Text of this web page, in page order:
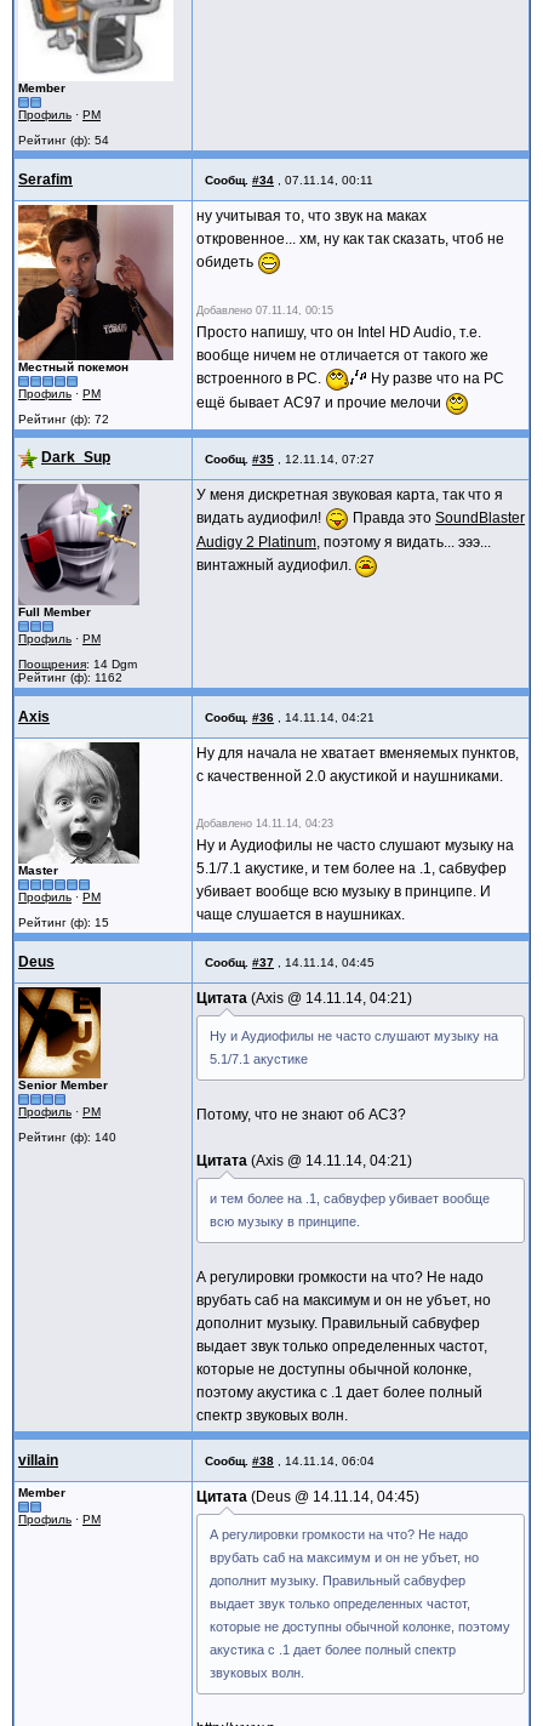
Member
Профиль · PM
Рейтинг (ф): 54
Serafim Сообщ. #34 07.11.14, 00:11
Местный покемон
Профиль · PM
Рейтинг (ф): 72
ну учитывая то, что звук на маках
откровенное... хм, ну как так сказать, чтоб не
обидеть
Добавлено 07.11.14, 00:15
Просто напишу, что он Intel HD Audio, т.е.
вообще ничем не отличается от такого же
встроенного в PC.
Ну разве что на PC
ещё бывает AC97 и прочие мелочи
Dark_Sup Сообщ. #35 12.11.14, 07:27
Full Member
Профиль · PM
Поощрения: 14 Dgm
Рейтинг (ф): 1162
У меня дискретная звуковая карта, так что я
видать аудиофил!
Правда это SoundBlaster
Audigy 2 Platinum, поэтому я видать... эээ...
винтажный аудиофил.
Axis Сообщ. #36 14.11.14, 04:21
Master
Профиль · PM
Рейтинг (ф): 15
Ну для начала не хватает вменяемых пунктов,
с качественной 2.0 акустикой и наушниками.
Добавлено 14.11.14, 04:23
Ну и Аудиофилы не часто слушают музыку на
5.1/7.1 акустике, и тем более на .1, сабвуфер
убивает вообще всю музыку в принципе. И
чаще слушается в наушниках.
Deus Сообщ. #37 14.11.14, 04:45
Senior Member
Профиль · PM
Рейтинг (ф): 140
Цитата Axis @ 14.11.14, 04:21
Ну и Аудиофилы не часто слушают музыку на
5.1/7.1 акустике
Потому, что не знают об AC3?
Цитата Axis @ 14.11.14, 04:21
и тем более на .1, сабвуфер убивает вообще
всю музыку в принципе.
А регулировки громкости на что? Не надо
врубать саб на максимум и он не убъет, но
дополнит музыку. Правильный сабвуфер
выдает звук только определенных частот,
которые не доступны обычной колонке,
поэтому акустика с .1 дает более полный
спектр звуковых волн.
villain Сообщ. #38 14.11.14, 06:04
Member
Профиль · PM
Цитата Deus @ 14.11.14, 04:45
А регулировки громкости на что? Не надо
врубать саб на максимум и он не убъет, но
дополнит музыку. Правильный сабвуфер
выдает звук только определенных частот,
которые не доступны обычной колонке, поэтому
акустика с .1 дает более полный спектр
звуковых волн.